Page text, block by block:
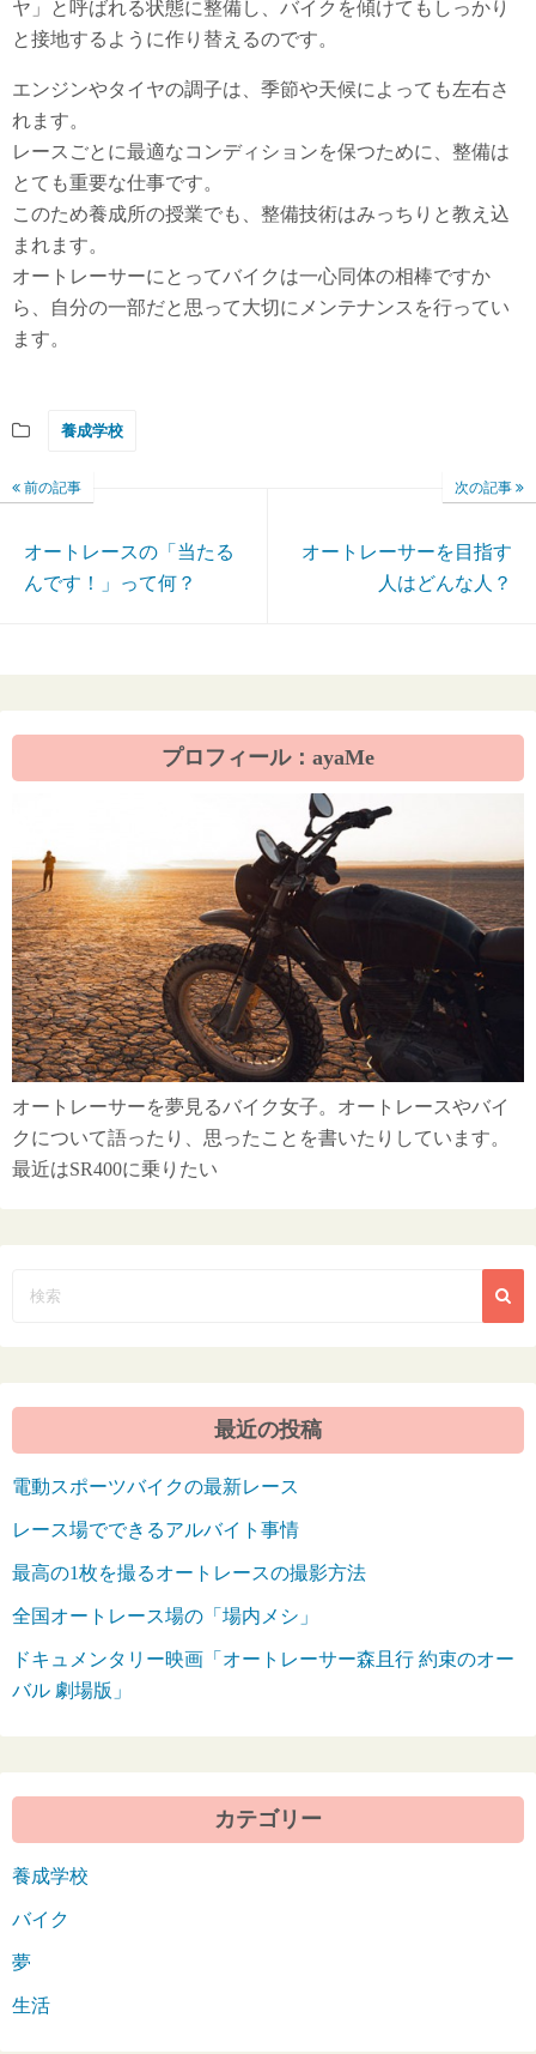
ヤ」と呼ばれる状態に整備し、バイクを傾けてもしっかり
と接地するように作り替えるのです。
エンジンやタイヤの調子は、季節や天候によっても左右さ
れます。
レースごとに最適なコンディションを保つために、整備は
とても重要な仕事です。
このため養成所の授業でも、整備技術はみっちりと教え込
まれます。
オートレーサーにとってバイクは一心同体の相棒ですか
ら、自分の一部だと思って大切にメンテナンスを行ってい
ます。
養成学校
前の記事
オートレースの「当たる
んです！」って何？
次の記事
オートレーサーを目指す
人はどんな人？
プロフィール：ayaMe
オートレーサーを夢見るバイク女子。オートレースやバイ
クについて語ったり、思ったことを書いたりしています。
最近はSR400に乗りたい
最近の投稿
電動スポーツバイクの最新レース
レース場でできるアルバイト事情
最高の1枚を撮るオートレースの撮影方法
全国オートレース場の「場内メシ」
ドキュメンタリー映画「オートレーサー森且行 約束のオー
バル 劇場版」
カテゴリー
養成学校
バイク
夢
生活